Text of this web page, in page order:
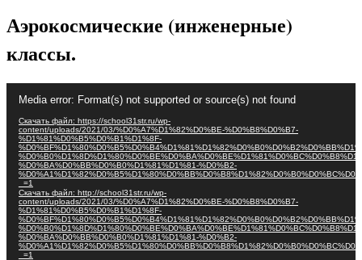
Аэрокосмические (инженерные)
классы.
Media error: Format(s) not supported or source(s) not found
Скачать файл: https://school31str.ru/wp-
content/uploads/2021/03/%D0%A7%D1%82%D0%BE-%D0%B8%D0%B7-
%D1%81%D0%B5%D0%B1%D1%8F-
%D0%BA%D0%BB%D0%B0%D1%81%D1%81-%D0%B2-
_=1
Скачать файл: http://school31str.ru/wp-
content/uploads/2021/03/%D0%A7%D1%82%D0%BE-%D0%B8%D0%B7-
%D1%81%D0%B5%D0%B1%D1%8F-
%D0%BA%D0%BB%D0%B0%D1%81%D1%81-%D0%B2-
_=1